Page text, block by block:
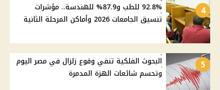
4
92.8% للطب و87.9% للهندسة.. مؤشرات
تنسيق الجامعات 2026 وأماكن المرحلة الثانية
5
البحوث الفلكية تنفي وقوع زلزال في مصر اليوم
وتحسم شائعات الهزة المدمرة